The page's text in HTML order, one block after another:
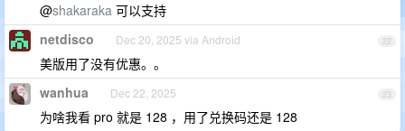
@shakaraka 可以支持
22
netdisco Dec 20, 2025 via Android
美版用了没有优惠。。
23
wanhua Dec 22, 2025
为啥我看 pro 就是 128 ，用了兑换码还是 128